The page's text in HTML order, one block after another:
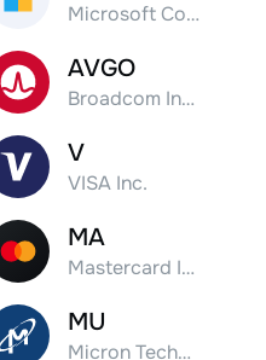
Microsoft Corp
AVGO
Broadcom Inc. Common Stock
V
VISA Inc.
MA
Mastercard Incorporated
MU
Micron Technology, Inc.